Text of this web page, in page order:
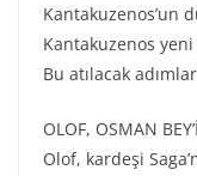
Kantakuzenos’un
Kantakuzenos
Bu atılacak
OLOF, OSMAN
Olof, kardeşi